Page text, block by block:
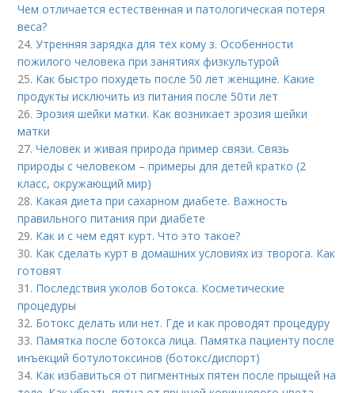
Чем отличается естественная и патологическая потеря
веса?
24.Утренняя зарядка для тех кому з. Особенности
пожилого человека при занятиях физкультурой
25. Как быстро похудеть после 50 лет женщине. Какие
продукты исключить из питания после 50ти лет
26. Эрозия шейки матки. Как возникает эрозия шейки
матки
27.Человек и живая природа пример связи. Связь
природы с человеком – примеры для детей кратко (2
класс, окружающий мир)
28. Какая диета при сахарном диабете. Важность
правильного питания при диабете
29. Как и с чем едят курт. Что это такое?
30. Как сделать курт в домашних условиях из творога. Как
готовят
31. Последствия уколов ботокса. Косметические
процедуры
32. Ботокс делать или нет. Где и как проводят процедуру
33. Памятка после ботокса лица. Памятка пациенту после
инъекций ботулотоксинов (ботокс/диспорт)
34. Как избавиться от пигментных пятен после прыщей на